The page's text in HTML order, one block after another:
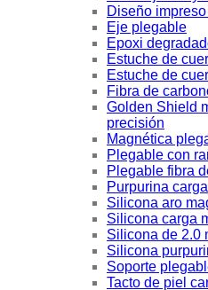
Diseño
Eje plegable
Epoxi
Estuche de
Estuche de
Fibra de
Golden Shield
precisión
Magnética
Plegable con
Plegable fibra
Purpurina
Silicona aro
Silicona carga
Silicona de 2.0
Silicona
Soporte
Tacto de piel